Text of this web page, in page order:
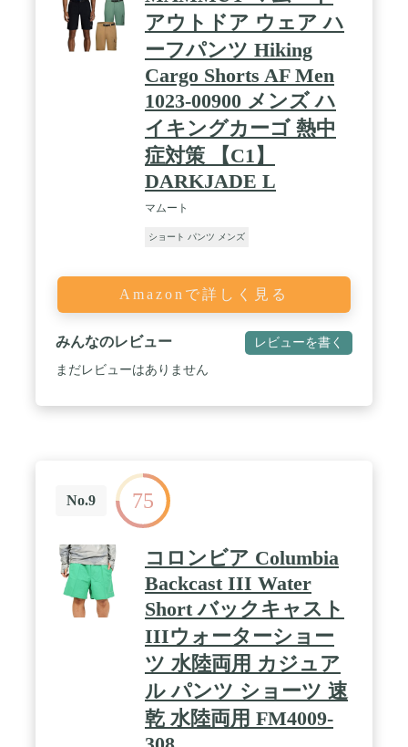
アウトドア ウェア ハ
ーフパンツ Hiking
Cargo Shorts AF Men
1023-00900 メンズ ハ
イキングカーゴ 熱中
症対策 【C1】
DARKJADE L
マムート
ショート パンツ メンズ
Amazonで詳しく見る
みんなのレビュー レビューを書く
まだレビューはありません
No.9 75
コロンビア Columbia
Backcast III Water
Short バックキャスト
IIIウォーターショー
ツ 水陸両用 カジュア
ル パンツ ショーツ 速
乾 水陸両用 FM4009-